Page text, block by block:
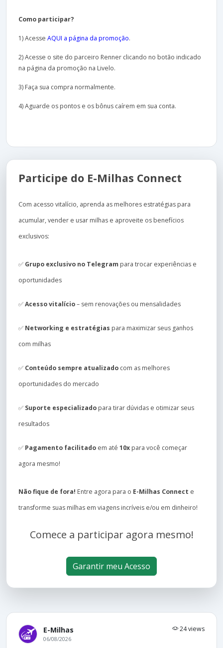
Como participar?
1) Acesse AQUI a página da promoção.
2) Acesse o site do parceiro Renner clicando no botão indicado
na página da promoção na Livelo.
3) Faça sua compra normalmente.
4) Aguarde os pontos e os bônus caírem em sua conta.
Participe do E-Milhas Connect
Com acesso vitalício, aprenda as melhores estratégias para
acumular, vender e usar milhas e aproveite os benefícios
exclusivos:
✅ Grupo exclusivo no Telegram para trocar experiências e
oportunidades
✅Acesso vitalício– sem renovações ou mensalidades
✅ Networking e estratégias para maximizar seus ganhos
com milhas
✅ Conteúdo sempre atualizado com as melhores
oportunidades do mercado
✅ Suporte especializado para tirar dúvidas e otimizar seus
resultados
✅ Pagamento facilitado em até 10x para você começar
agora mesmo!
Não fique de fora! Entre agora para o E-Milhas Connect e
transforme suas milhas em viagens incríveis e/ou em dinheiro!
Comece a participar agora mesmo!
Garantir meu Acesso
E-Milhas 24 views
06/08/2026